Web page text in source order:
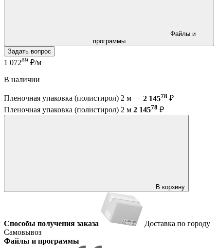
программы
Задать вопрос
1 07289 ₽/м
В наличии
Пленочная упаковка (полистирол) 2 м — 2 14578 ₽
Пленочная упаковка (полистирол) 2 м 2 14578 ₽
В корзину
Способы получения заказа
Доставка по городу
Самовывоз
Файлы и программы